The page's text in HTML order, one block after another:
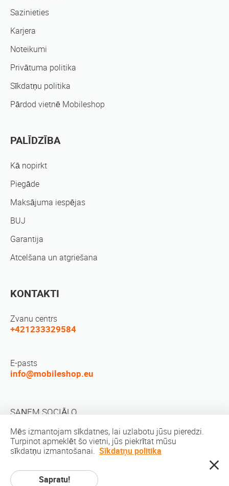
Sazinieties
Karjera
Noteikumi
Privātuma politika
Sīkdatņu politika
Pārdod vietnē Mobileshop
PALĪDZĪBA
Kā nopirkt
Piegāde
Maksājuma iespējas
BUJ
Garantija
Atcelšana un atgriešana
KONTAKTI
Zvanu centrs
+421233329584
E-pasts
info@mobileshop.eu
SAŅEM SOCIĀLO
Mēs izmantojam sīkdatnes, lai uzlabotu jūsu pieredzi.
Turpinot apmeklēt šo vietni, jūs piekrītat mūsu
sīkdatņu izmantošanai. Sīkdatņu politika
Sapratu!